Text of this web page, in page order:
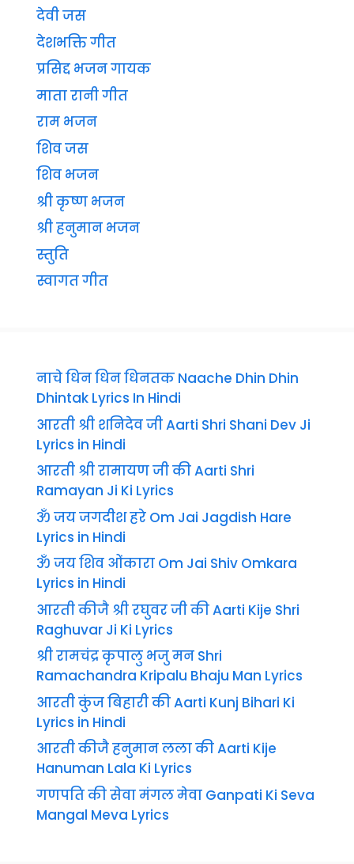
देवी जस
देशभक्ति गीत
प्रसिद्द भजन गायक
माता रानी गीत
राम भजन
शिव जस
शिव भजन
श्री कृष्ण भजन
श्री हनुमान भजन
स्तुति
स्वागत गीत
नाचे धिन धिन धिनतक Naache Dhin Dhin
Dhintak Lyrics In Hindi
आरती श्री शनिदेव जी Aarti Shri Shani Dev Ji
Lyrics in Hindi
आरती श्री रामायण जी की Aarti Shri
Ramayan Ji Ki Lyrics
ॐ जय जगदीश हरे Om Jai Jagdish Hare
Lyrics in Hindi
ॐ जय शिव ओंकारा Om Jai Shiv Omkara
Lyrics in Hindi
आरती कीजै श्री रघुवर जी की Aarti Kije Shri
Raghuvar Ji Ki Lyrics
श्री रामचंद्र कृपालु भजु मन Shri
Ramachandra Kripalu Bhaju Man Lyrics
आरती कुंज बिहारी की Aarti Kunj Bihari Ki
Lyrics in Hindi
आरती कीजै हनुमान लला की Aarti Kije
Hanuman Lala Ki Lyrics
गणपति की सेवा मंगल मेवा Ganpati Ki Seva
Mangal Meva Lyrics